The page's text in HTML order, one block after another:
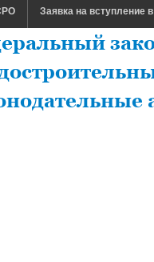
Заявка на вступление